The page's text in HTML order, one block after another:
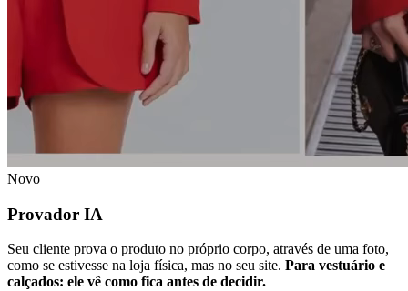
Novo
Provador IA
Seu cliente prova o produto no próprio corpo, através de uma foto,
como se estivesse na loja física, mas no seu site. Para vestuário e
calçados: ele vê como fica antes de decidir.